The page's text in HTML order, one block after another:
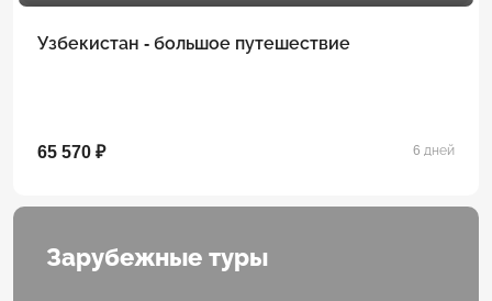
Узбекистан - большое путешествие
65 570 ₽ 6 дней
Зарубежные туры